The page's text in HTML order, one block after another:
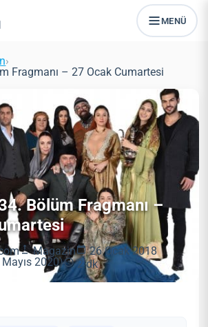
MENÜ
›
Fragmanı – 27 Ocak Cumartesi
Bölüm Fragmanı –
Magazin
26 Ocak 2018
2020)
2 dk